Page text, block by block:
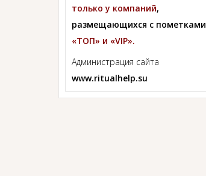
только у компаний,
размещающихся с пометками
«ТОП» и «VIP».
Администрация сайта
www.ritualhelp.su